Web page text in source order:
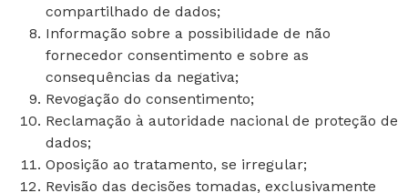
compartilhado de dados;
Informação sobre a possibilidade de não
fornecedor consentimento e sobre as
consequências da negativa;
Revogação do consentimento;
Reclamação à autoridade nacional de proteção de
dados;
Oposição ao tratamento, se irregular;
Revisão das decisões tomadas, exclusivamente